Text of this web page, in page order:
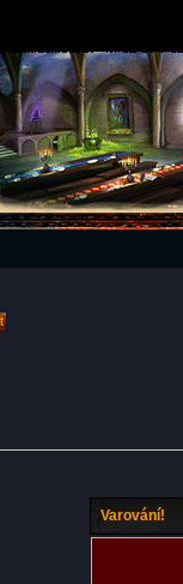
Varování!